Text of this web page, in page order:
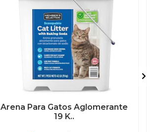
Arena Para Gatos Aglomerante
19 K..